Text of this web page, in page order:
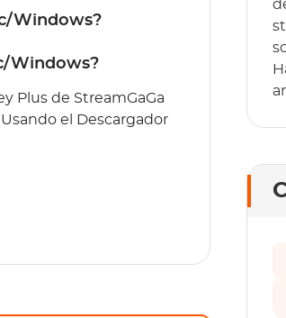
Windows?
Windows?
Plus de StreamGaGa
el Descargador